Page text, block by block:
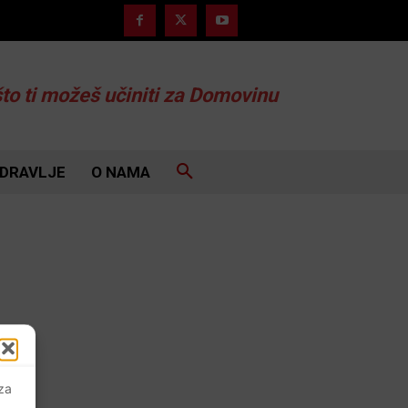
ti možeš učiniti za Domovinu
O NAMA